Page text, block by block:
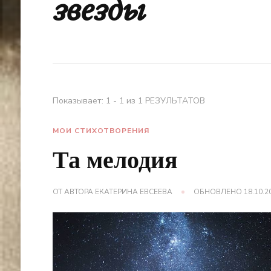
звезды
Показывает: 1 - 1 из 1 РЕЗУЛЬТАТОВ
МОИ СТИХОТВОРЕНИЯ
Та мелодия
ОТ АВТОРА ЕКАТЕРИНА ЕВСЕЕВА ОБНОВЛЕНО